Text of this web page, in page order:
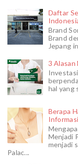
Daftar
Brand
Brand
Jepang
3
hal yang
Berapa
Menjadi
menjadi
Palac...